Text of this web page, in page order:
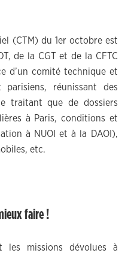
(CTM) du 1er octobre est
de la CGT et de la CFTC
d’un comité technique et
parisiens, réunissant des
traitant que de dossiers
à Paris, conditions et
à NUOI et à la DAOI),
etc.
faire !
les missions dévolues à